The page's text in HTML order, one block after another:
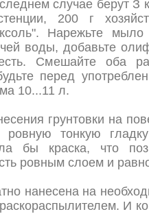
случае берут З
200 г
Нарежьте мыло
воды, добавьте
Смешайте оба
перед
10...11 л.
грунтовки на
ровную тонкую
бы краска, что
ровным слоем и
нанесена на
И